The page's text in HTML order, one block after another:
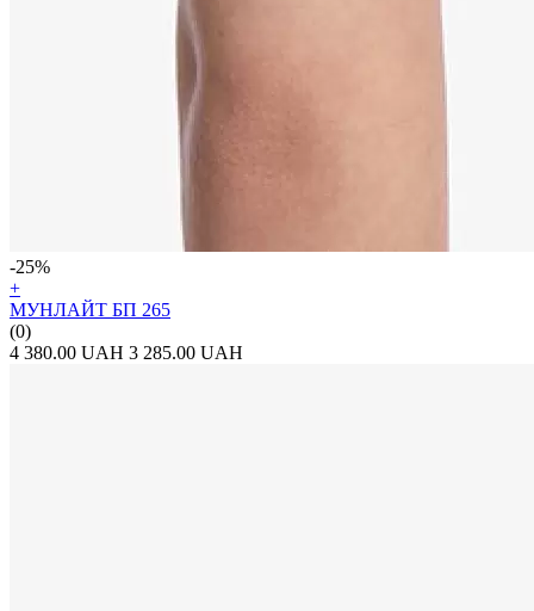
-25%
+
МУНЛАЙТ БП 265
(0)
4 380.00 UAH 3 285.00 UAH